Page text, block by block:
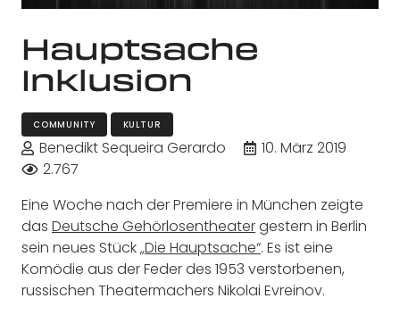
Hauptsache
Inklusion
COMMUNITY KULTUR
Benedikt Sequeira Gerardo
10. März 2019
2.767
Eine Woche nach der Premiere in München zeigte
das Deutsche Gehörlosentheatergestern in Berlin
sein neues Stück„Die Hauptsache“. Es ist eine
Komödie aus der Feder des 1953 verstorbenen,
russischen Theatermachers Nikolai Evreinov.